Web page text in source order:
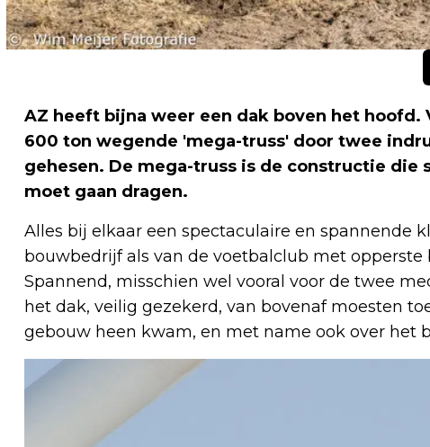
AZ heeft bijna weer een dak boven het hoofd.
600 ton wegende 'mega-truss' door twee
gehesen. De mega-truss is de constructie
moet gaan dragen.
Alles bij elkaar een spectaculaire en spannende
bouwbedrijf als van de voetbalclub met
Spannend, misschien wel vooral voor de twee
het dak, veilig gezekerd, van bovenaf moesten
gebouw heen kwam, en met name ook over het